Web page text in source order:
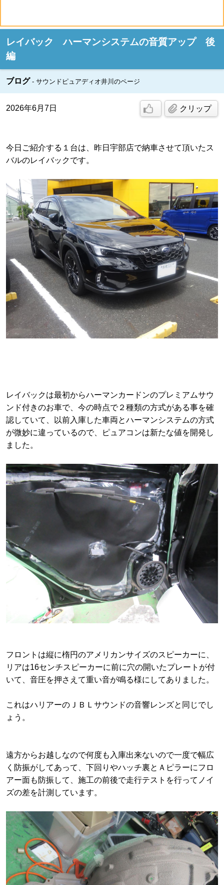
レイバック ハーマンシステムの音質アップ 後
編
ブログ サウンドピュアディオ井川のページ
2026年6月7日 クリップ
今日ご紹介する１台は、昨日宇部店で納車させて頂いたス
バルのレイバックです。
レイバックは最初からハーマンカードンのプレミアムサウ
ンド付きのお車で、今の時点で２種類の方式がある事を確
認していて、以前入庫した車両とハーマンシステムの方式
が微妙に違っているので、ピュアコンは新たな値を開発し
ました。
フロントは縦に楕円のアメリカンサイズのスピーカーに、
リアは16センチスピーカーに前に穴の開いたプレートが付
いて、音圧を押さえて重い音が鳴る様にしてありました。
これはハリアーのＪＢＬサウンドの音響レンズと同じでし
ょう。
遠方からお越しなので何度も入庫出来ないので一度で幅広
く防振がしてあって、下回りやハッチ裏とＡピラーにフロ
アー面も防振して、施工の前後で走行テストを行ってノイ
ズの差を計測しています。